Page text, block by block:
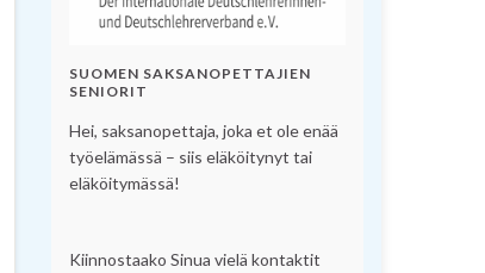
SUOMEN SAKSANOPETTAJIEN
SENIORIT
Hei, saksanopettaja, joka et ole enää
työelämässä – siis eläköitynyt tai
eläköitymässä!
Kiinnostaako Sinua vielä kontaktit